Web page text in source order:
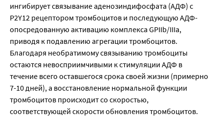
ингибирует связывание аденозиндифосфата (АДФ) с
P2Y12 рецептором тромбоцитов и последующую АДФ-
опосредованную активацию комплекса GPIIb/IIIa,
приводя к подавлению агрегации тромбоцитов.
Благодаря необратимому связыванию тромбоциты
остаются невосприимчивыми к стимуляции АДФ в
течение всего оставшегося срока своей жизни (примерно
7-10 дней), а восстановление нормальной функции
тромбоцитов происходит со скоростью,
соответствующей скорости обновления тромбоцитов.